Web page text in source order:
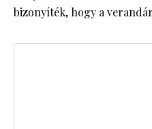
bizonyíték, hogy a